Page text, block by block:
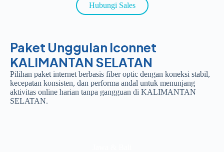
Hubungi Sales
Paket Unggulan Iconnet
KALIMANTAN SELATAN
Pilihan paket internet berbasis fiber optic dengan koneksi stabil,
kecepatan konsisten, dan performa andal untuk menunjang
aktivitas online harian tanpa gangguan di KALIMANTAN
SELATAN.